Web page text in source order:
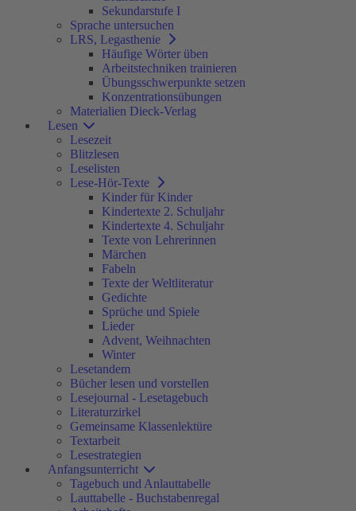
Sekundarstufe I
Sprache untersuchen
LRS, Legasthenie
Häufige Wörter üben
Arbeitstechniken trainieren
Übungsschwerpunkte setzen
Konzentrationsübungen
Materialien Dieck-Verlag
Lesen
Lesezeit
Blitzlesen
Leselisten
Lese-Hör-Texte
Kinder für Kinder
Kindertexte 2. Schuljahr
Kindertexte 4. Schuljahr
Texte von Lehrerinnen
Märchen
Fabeln
Texte der Weltliteratur
Gedichte
Sprüche und Spiele
Lieder
Advent, Weihnachten
Winter
Lesetandem
Bücher lesen und vorstellen
Lesejournal - Lesetagebuch
Literaturzirkel
Gemeinsame Klassenlektüre
Textarbeit
Lesestrategien
Anfangsunterricht
Tagebuch und Anlauttabelle
Lauttabelle - Buchstabenregal